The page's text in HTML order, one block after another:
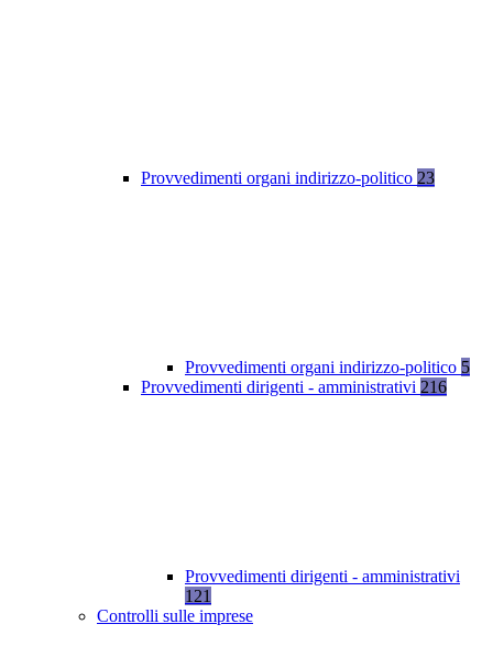
Provvedimenti organi indirizzo-politico 23
Provvedimenti organi indirizzo-politico 5
Provvedimenti dirigenti - amministrativi 216
Provvedimenti dirigenti - amministrativi
121
Controlli sulle imprese